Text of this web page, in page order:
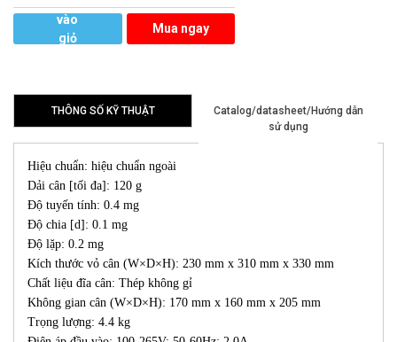
vào
giỏ
Mua ngay
THÔNG SỐ KỸ THUẬT
Catalog/datasheet/Hướng dẫn
sử dụng
Hiệu chuẩn: hiệu chuẩn ngoài
Dải cân [tối đa]: 120 g
Độ tuyến tính: 0.4 mg
Độ chia [d]: 0.1 mg
Độ lặp: 0.2 mg
Kích thước vỏ cân (W×D×H): 230 mm x 310 mm x 330 mm
Chất liệu đĩa cân: Thép không gỉ
Không gian cân (W×D×H): 170 mm x 160 mm x 205 mm
Trọng lượng: 4.4 kg